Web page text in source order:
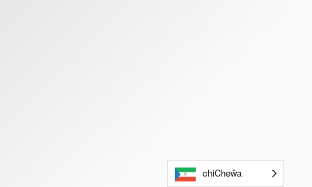
chiCheŵa